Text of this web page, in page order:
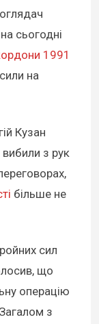
сьогодні
1991
на
Кузан
з рук
більше не
сил
що
операцію
з